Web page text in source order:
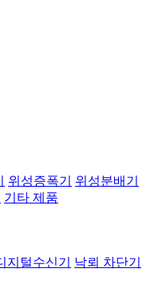
위성증폭기
위성분배기
기타 제품
지털수신기
낙뢰 차단기